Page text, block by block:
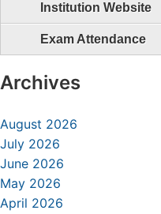
Institution Website
Exam Attendance
Archives
August 2026
July 2026
June 2026
May 2026
April 2026